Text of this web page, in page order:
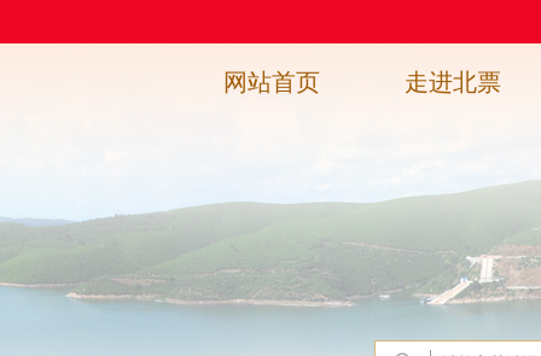
网站首页 走进北票